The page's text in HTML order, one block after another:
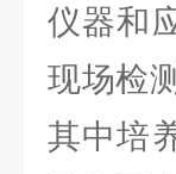
仪器和
现场检
其中培